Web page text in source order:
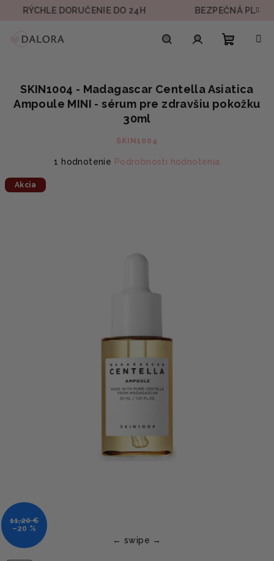
Prejsť DORUČENIE DO 24H BEZPEČNÁ PLATBA
košík
SKIN1004 - Madagascar Centella Asiatica
Ampoule MINI - sérum pre zdravšiu pokožku
30ml
SKIN1004
Priemerné
1 hodnotenie Podrobnosti hodnotenia
Akcia
11,20 €
–20 %